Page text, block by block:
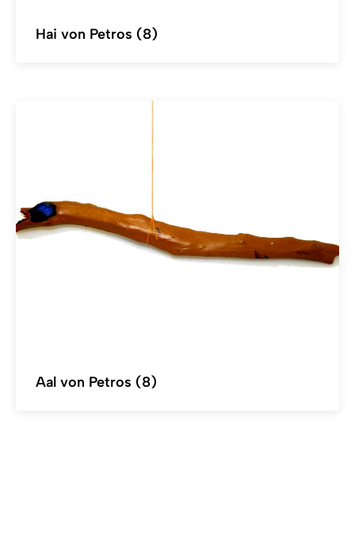
Hai von Petros (8)
Aal von Petros (8)